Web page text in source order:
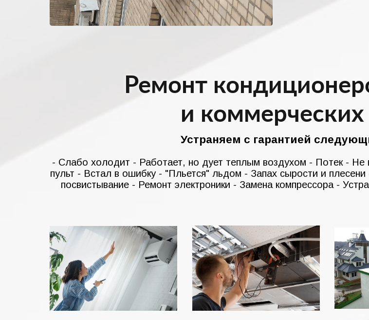
Ремонт
и коммерческих
Устраняем с гарантией
- Слабо холодит - Работает, но дует теплым воздухом - Потек - Не
пульт - Встал в ошибку - "Пльется" льдом - Запах сырости и
посвистывание - Ремонт электроники - Замена компрессора -